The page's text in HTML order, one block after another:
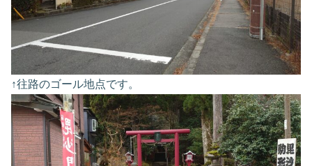
↑往路のゴール地点です。